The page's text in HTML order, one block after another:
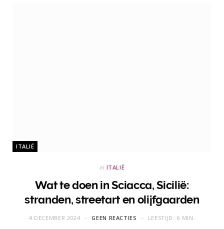
ITALIË
in ITALIË
Wat te doen in Sciacca, Sicilië:
stranden, streetart en olijfgaarden
4 DECEMBER 2024 GEEN REACTIES LEESTIJD: 6 MIN.